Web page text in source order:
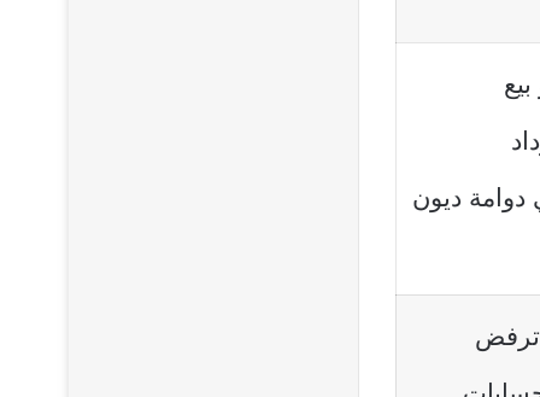
دوامة ديون
ترفض